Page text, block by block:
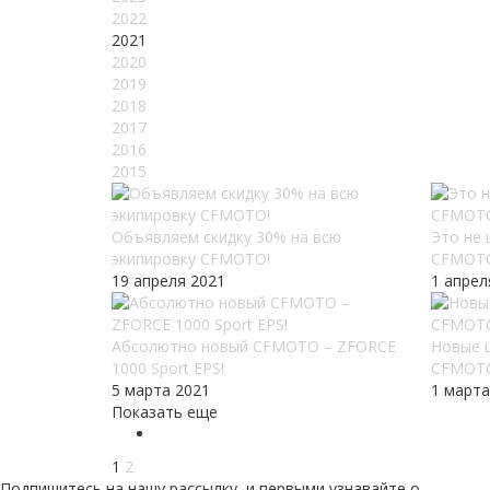
2022
2021
2020
2019
2018
2017
2016
2015
Объявляем скидку 30% на всю
экипировку CFMOTO!
19 апреля 2021
Это не
1
Абсолютно новый CFMOTO – ZFORCE
1000 Sport EPS!
5 марта 2021
Новые
1
Показать еще
1 2